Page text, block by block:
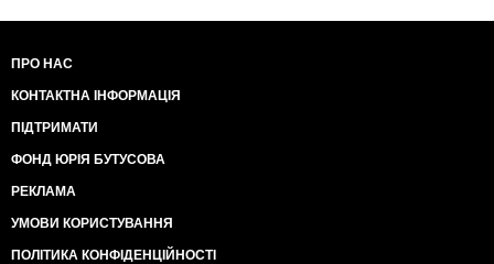
ПРО НАС
КОНТАКТНА ІНФОРМАЦІЯ
ПІДТРИМАТИ
ФОНД ЮРІЯ БУТУСОВА
РЕКЛАМА
УМОВИ КОРИСТУВАННЯ
ПОЛІТИКА КОНФІДЕНЦІЙНОСТІ